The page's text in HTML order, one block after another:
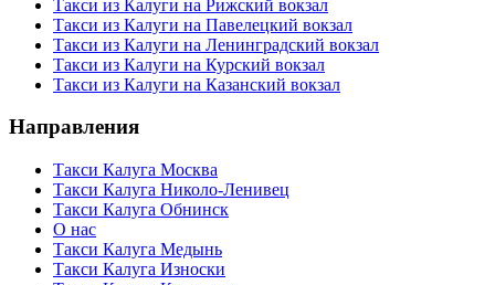
Такси из Калуги на Рижский вокзал
Такси из Калуги на Павелецкий вокзал
Такси из Калуги на Ленинградский вокзал
Такси из Калуги на Курский вокзал
Такси из Калуги на Казанский вокзал
Направления
Такси Калуга Москва
Такси Калуга Николо-Ленивец
Такси Калуга Обнинск
О нас
Такси Калуга Медынь
Такси Калуга Износки